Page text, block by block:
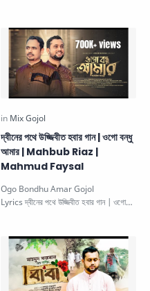
দ্বীনের পথে উজ্জিবীত হবার গান | ওগো বন্ধু
আমার | Mahbub Riaz |
Mahmud Faysal
Ogo Bondhu Amar Gojol
Lyrics দ্বীনের পথে উজ্জিবীত হবার গান | ওগো